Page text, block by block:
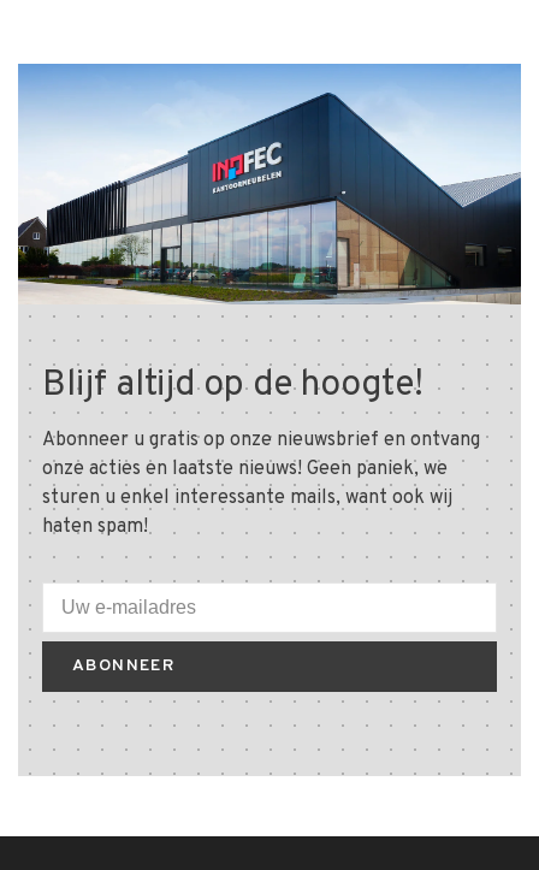
Blijf altijd op de hoogte!
Abonneer u gratis op onze nieuwsbrief en ontvang
onze acties en laatste nieuws! Geen paniek, we
sturen u enkel interessante mails, want ook wij
haten spam!
ABONNEER